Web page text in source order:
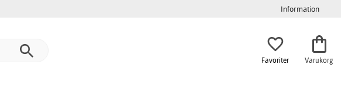
Information
Favoriter Varukorg